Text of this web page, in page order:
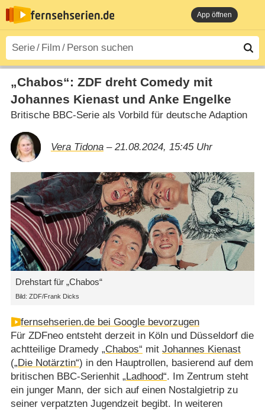
App öffnen
„Chabos“: ZDF dreht Comedy mit
Johannes Kienast und Anke Engelke
Britische BBC-Serie als Vorbild für deutsche Adaption
Vera Tidona– 21.08.2024, 15:45 Uhr
Drehstart für „Chabos“
Bild: ZDF/Frank Dicks
fernsehserien.de bei Google bevorzugen
Für ZDFneo entsteht derzeit in Köln und Düsseldorf die
achtteilige Dramedy „Chabos“ mit Johannes Kienast
(„Die Notärztin“) in den Hauptrollen, basierend auf dem
britischen BBC-Serienhit „Ladhood“. Im Zentrum steht
ein junger Mann, der sich auf einen Nostalgietrip zu
seiner verpatzten Jugendzeit begibt. In weiteren